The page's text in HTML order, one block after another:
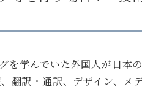
を学んでいた外国人が日本
翻訳・通訳、デザイン、メ